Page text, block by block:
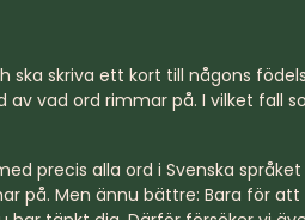
ska skriva ett kort till någons
vad ord rimmar på. I vilket fall
precis alla ord i Svenska
på. Men ännu bättre: Bara för